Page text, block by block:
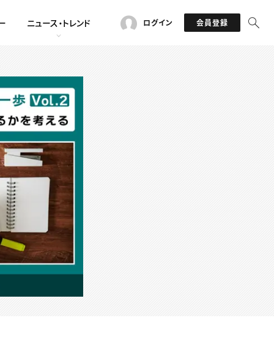
ニュース・トレンド ログイン 会員登録